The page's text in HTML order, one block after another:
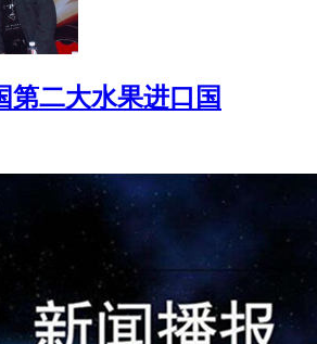
第二大水果进口国